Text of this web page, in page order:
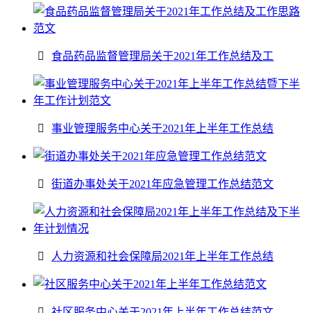
食品药品监督管理局关于2021年工作总结及工
事业管理服务中心关于2021年上半年工作总结
街道办事处关于2021年应急管理工作总结范文
人力资源和社会保障局2021年上半年工作总结